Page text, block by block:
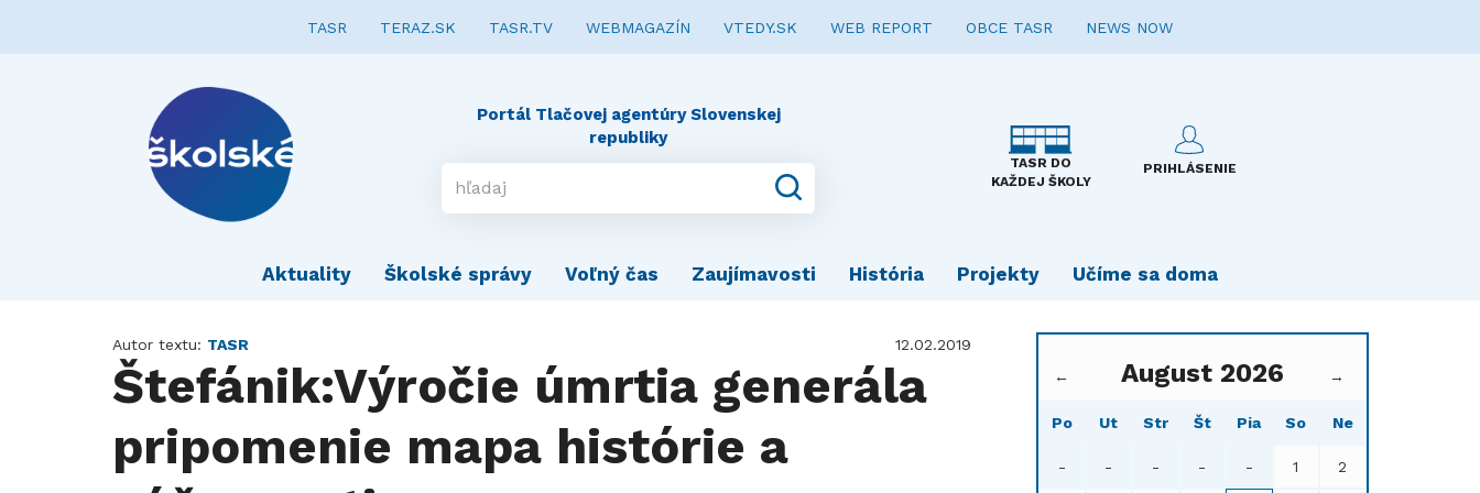
TASR TERAZ.SK TASR.TV WEBMAGAZÍN VTEDY.SK WEB REPORT OBCE TASR NEWS NOW
Portál Tlačovej agentúry Slovenskej
republiky
TASR DO
KAŽDEJ ŠKOLY
PRIHLÁSENIE
Aktuality Školské správy Voľný čas Zaujímavosti História Projekty Učíme sa doma
Autor textu: TASR 12.02.2019
Štefánik:Výročie úmrtia generála
pripomenie mapa histórie a
← August 2026 →
Po Ut Str Št Pia So Ne
- - - - - 1 2